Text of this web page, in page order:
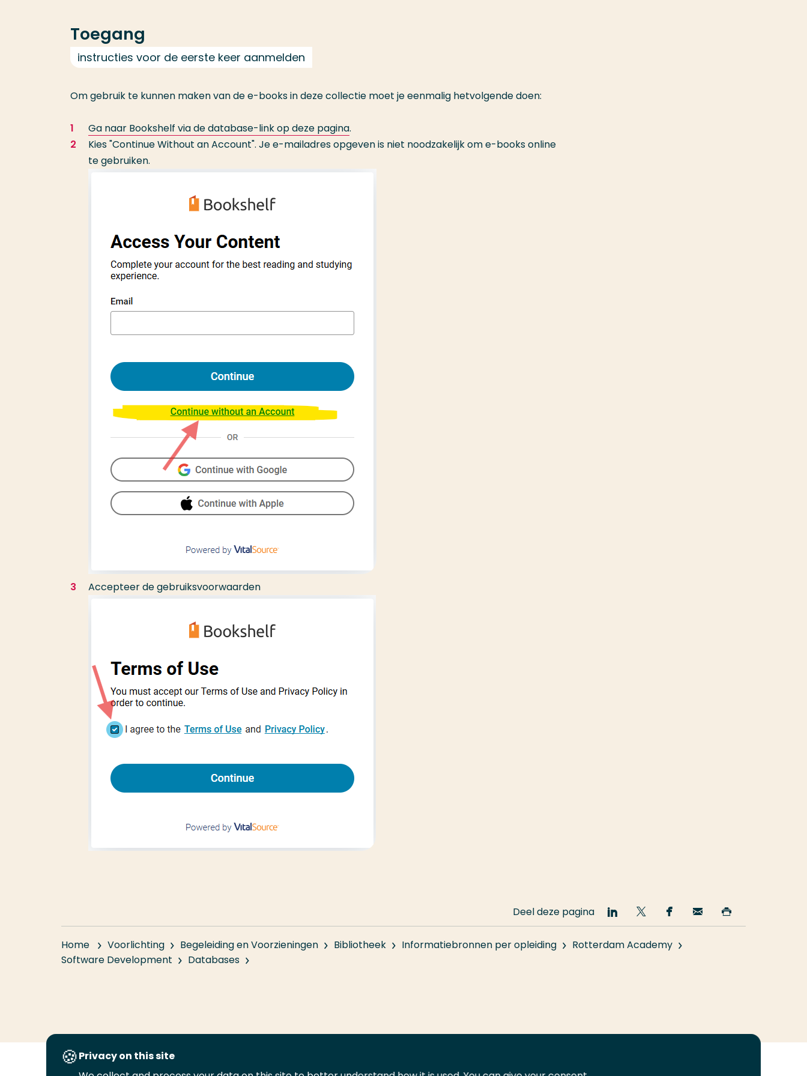
Toegang
instructies voor de eerste keer aanmelden
Om gebruik te kunnen maken van de e-books in deze collectie moet je eenmalig hetvolgende doen:
Ga naar Bookshelf via de database-link op deze pagina.
Kies "Continue Without an Account". Je e-mailadres opgeven is niet noodzakelijk om e-books online
te gebruiken.
Accepteer de gebruiksvoorwaarden
Home Voorlichting Begeleiding en Voorzieningen Bibliotheek Informatiebronnen per opleiding
Rotterdam Academy
Software Development
Databases
Deel deze pagina
Deel
op
LinkedIn
Deel
op
Twitter
Deel
op
Email
deze deze
Privacy on this site